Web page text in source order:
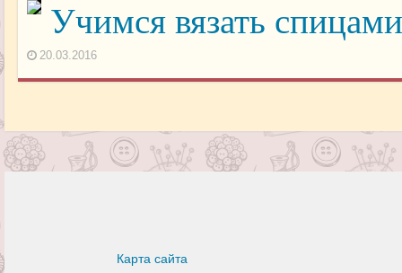
Учимся вязать
20.03.2016
Карта сайта